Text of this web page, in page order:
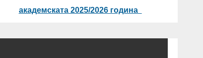
академската 2025/2026 година